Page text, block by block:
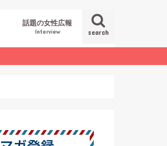
search
話題の女性広報
Interview